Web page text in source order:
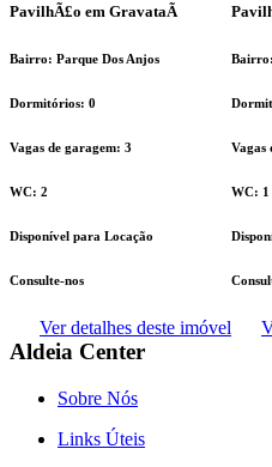
PavilhÃ£o em GravataÃ­
Bairro: Parque Dos Anjos
Dormitórios: 0
Vagas de garagem: 3
WC: 2
Disponível para Locação
Consulte-nos
Ver detalhes deste imóvel
Vagas
WC: 1
Aldeia Center
Sobre Nós
Links Úteis